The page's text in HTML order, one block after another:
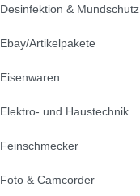
Desinfektion & Mundschutz
Ebay/Artikelpakete
Eisenwaren
Elektro- und Haustechnik
Feinschmecker
Foto & Camcorder